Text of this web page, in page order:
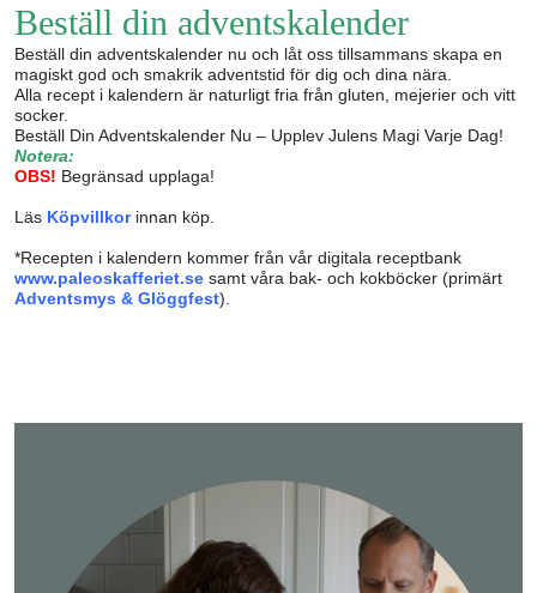
Beställ din adventskalender
Beställ din adventskalender nu och låt oss tillsammans skapa en
magiskt god och smakrik adventstid för dig och dina nära.
Alla recept i kalendern är naturligt fria från gluten, mejerier och vitt
socker.
Beställ Din Adventskalender Nu – Upplev Julens Magi Varje Dag!
Notera:
OBS! Begränsad upplaga!
Läs Köpvillkorinnan köp.
*Recepten i kalendern kommer från vår digitala receptbank
www.paleoskafferiet.se samt våra bak- och kokböcker (primärt
Adventsmys & Glöggfest).